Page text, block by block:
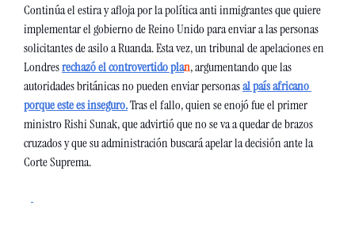
Continúa el estira y afloja por la política anti inmigrantes que quiere
implementar el gobierno de Reino Unido para enviar a las personas
solicitantes de asilo a Ruanda. Esta vez, un tribunal de apelaciones en
Londres rechazó el controvertido plan, argumentando que las
autoridades británicas no pueden enviar personas al país africano
porque este es inseguro. Tras el fallo, quien se enojó fue el primer
ministro Rishi Sunak, que advirtió que no se va a quedar de brazos
cruzados y que su administración buscará apelar la decisión ante la
Corte Suprema.